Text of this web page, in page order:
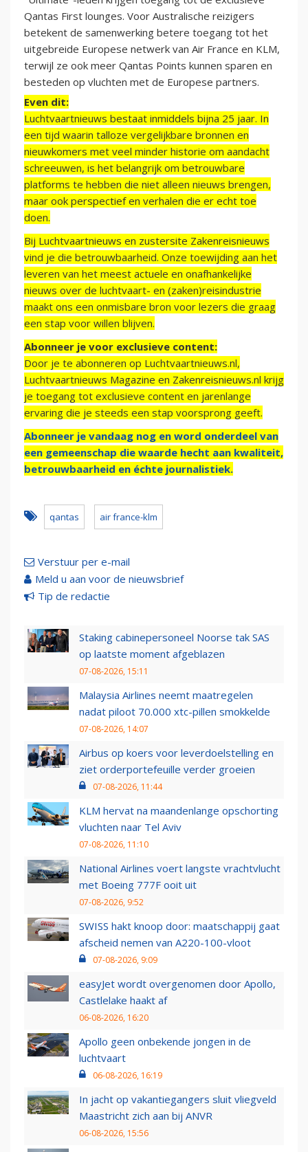
Qantas First lounges. Voor Australische reizigers
betekent de samenwerking betere toegang tot het
uitgebreide Europese netwerk van Air France en KLM,
terwijl ze ook meer Qantas Points kunnen sparen en
besteden op vluchten met de Europese partners.
Even dit:
Luchtvaartnieuws bestaat inmiddels bijna 25 jaar. In
een tijd waarin talloze vergelijkbare bronnen en
nieuwkomers met veel minder historie om aandacht
schreeuwen, is het belangrijk om betrouwbare
platforms te hebben die niet alleen nieuws brengen,
maar ook perspectief en verhalen die er echt toe
doen.
Bij Luchtvaartnieuws en zustersite Zakenreisnieuws
vind je die betrouwbaarheid. Onze toewijding aan het
leveren van het meest actuele en onafhankelijke
nieuws over de luchtvaart- en (zaken)reisindustrie
maakt ons een onmisbare bron voor lezers die graag
een stap voor willen blijven.
Abonneer je voor exclusieve content:
Door je te abonneren op Luchtvaartnieuws.nl,
Luchtvaartnieuws Magazine en Zakenreisnieuws.nl krijg
je toegang tot exclusieve content en jarenlange
ervaring die je steeds een stap voorsprong geeft.
Abonneer je vandaag nog en word onderdeel van
een gemeenschap die waarde hecht aan kwaliteit,
betrouwbaarheid en échte journalistiek.
qantas air france-klm
Verstuur per e-mail
Meld u aan voor de nieuwsbrief
Tip de redactie
Staking cabinepersoneel Noorse tak SAS
op laatste moment afgeblazen
07-08-2026, 15:11
Malaysia Airlines neemt maatregelen
nadat piloot 70.000 xtc-pillen smokkelde
07-08-2026, 14:07
Airbus op koers voor leverdoelstelling en
ziet orderportefeuille verder groeien
07-08-2026, 11:44
KLM hervat na maandenlange opschorting
vluchten naar Tel Aviv
07-08-2026, 11:10
National Airlines voert langste vrachtvlucht
met Boeing 777F ooit uit
07-08-2026, 9:52
SWISS hakt knoop door: maatschappij gaat
afscheid nemen van A220-100-vloot
07-08-2026, 9:09
easyJet wordt overgenomen door Apollo,
Castlelake haakt af
06-08-2026, 16:20
Apollo geen onbekende jongen in de
luchtvaart
06-08-2026, 16:19
In jacht op vakantiegangers sluit vliegveld
Maastricht zich aan bij ANVR
06-08-2026, 15:56